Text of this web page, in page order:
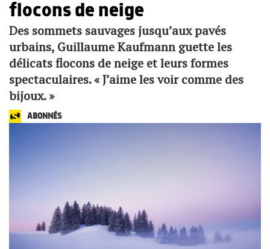
flocons de neige
Des sommets sauvages jusqu’aux pavés
urbains, Guillaume Kaufmann guette les
délicats flocons de neige et leurs formes
spectaculaires. « J’aime les voir comme des
bijoux. »
ABONNÉS